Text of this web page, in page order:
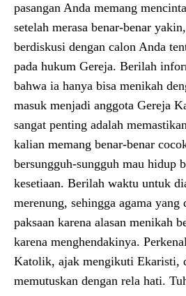
pasangan Anda memang
setelah merasa benar-benar
berdiskusi dengan calon Anda
pada hukum Gereja. Berilah
bahwa ia hanya bisa menikah
masuk menjadi anggota Gereja
sangat penting adalah
kalian memang benar-benar
bersungguh-sungguh mau hidup
kesetiaan. Berilah waktu untuk
merenung, sehingga agama
paksaan karena alasan menikah
karena menghendakinya.
Katolik, ajak mengikuti Ekaristi,
memutuskan dengan rela hati.